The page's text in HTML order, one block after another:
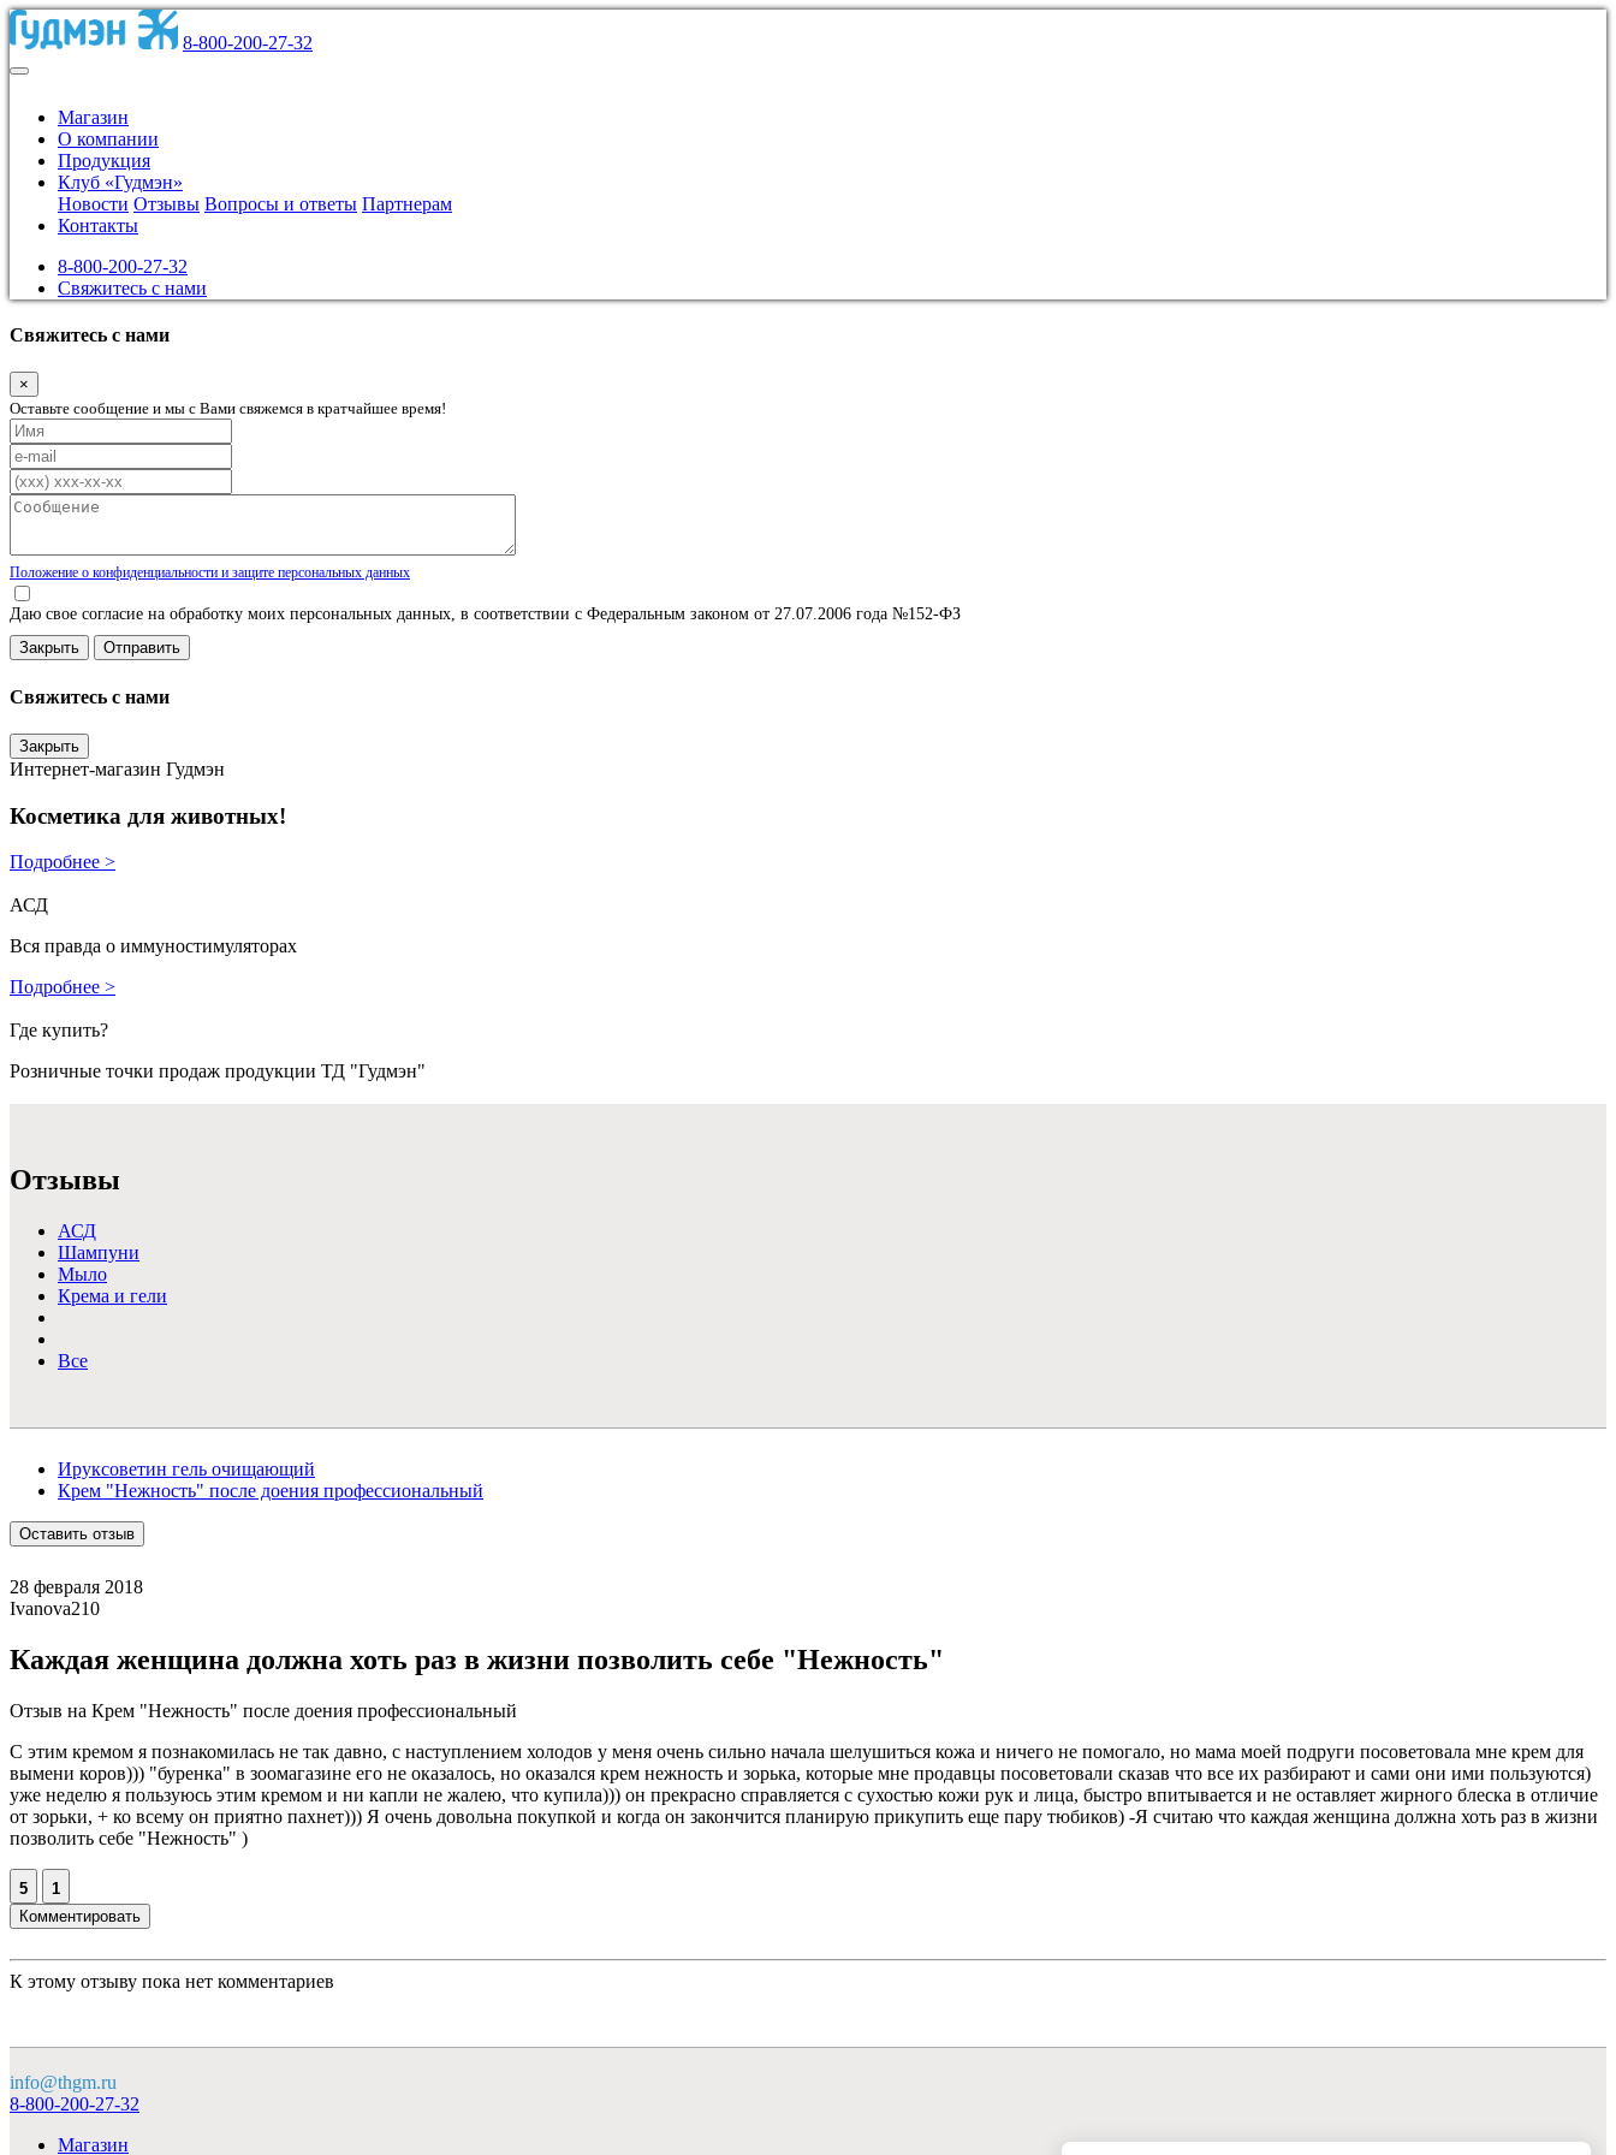
8-800-200-27-32
Магазин
О компании
Продукция
Клуб «Гудмэн»
Новости Отзывы Вопросы и ответы Партнерам
Контакты
8-800-200-27-32
Свяжитесь с нами
Свяжитесь с нами
×
Оставьте сообщение и мы с Вами свяжемся в кратчайшее время!
Положение о конфиденциальности и защите персональных данных
Даю свое согласие на обработку моих персональных данных, в соответствии с Федеральным законом от 27.07.2006 года №152-ФЗ
Закрыть
Свяжитесь с нами
Закрыть
Интернет-магазин Гудмэн
Косметика для животных!
Подробнее >
АСД
Вся правда о иммуностимуляторах
Подробнее >
Где купить?
Розничные точки продаж продукции ТД "Гудмэн"
Отзывы
АСД
Шампуни
Мыло
Крема и гели
Все
Ируксоветин гель очищающий
Крем "Нежность" после доения профессиональный
Оставить отзыв
28 февраля 2018
Ivanova210
Каждая женщина должна хоть раз в жизни позволить себе "Нежность"
Отзыв на Крем "Нежность" после доения профессиональный
С этим кремом я познакомилась не так давно, с наступлением холодов у меня очень сильно начала шелушиться кожа и ничего не помогало, но мама моей подруги посоветовала мне крем для
вымени коров))) "буренка" в зоомагазине его не оказалось, но оказался крем нежность и зорька, которые мне продавцы посоветовали сказав что все их разбирают и сами они ими пользуются)
уже неделю я пользуюсь этим кремом и ни капли не жалею, что купила))) он прекрасно справляется с сухостью кожи рук и лица, быстро впитывается и не оставляет жирного блеска в отличие
от зорьки, + ко всему он приятно пахнет))) Я очень довольна покупкой и когда он закончится планирую прикупить еще пару тюбиков) -Я считаю что каждая женщина должна хоть раз в жизни
позволить себе "Нежность" )
5
1
Комментировать
К этому отзыву пока нет комментариев
info@thgm.ru
8-800-200-27-32
Магазин